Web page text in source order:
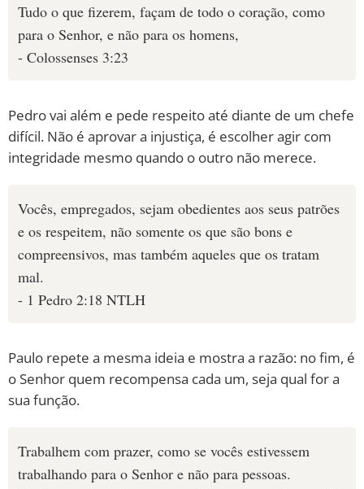
Tudo o que fizerem, façam de todo o coração, como
para o Senhor, e não para os homens,
- Colossenses 3:23
Pedro vai além e pede respeito até diante de um chefe
difícil. Não é aprovar a injustiça, é escolher agir com
integridade mesmo quando o outro não merece.
Vocês, empregados, sejam obedientes aos seus patrões
e os respeitem, não somente os que são bons e
compreensivos, mas também aqueles que os tratam
mal.
- 1 Pedro 2:18 NTLH
Paulo repete a mesma ideia e mostra a razão: no fim, é
o Senhor quem recompensa cada um, seja qual for a
sua função.
Trabalhem com prazer, como se vocês estivessem
trabalhando para o Senhor e não para pessoas.